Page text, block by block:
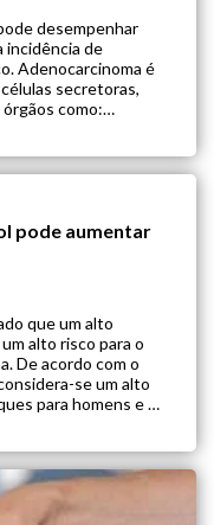
desempenhar
incidência de
Adenocarcinoma é
secretoras,
como:
pode aumentar
que um alto
alto risco para o
De acordo com o
se um alto
para homens e 4